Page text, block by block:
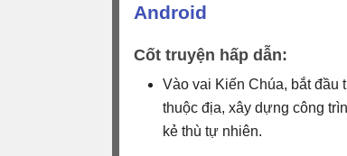
Android
Cốt truyện hấp dẫn:
Vào vai Kiến Chúa, bắt đầu
thuộc địa, xây dựng công
kẻ thù tự nhiên.